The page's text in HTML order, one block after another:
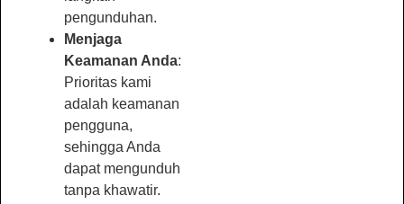
pengunduhan.
Menjaga
Keamanan Anda:
Prioritas kami
adalah keamanan
pengguna,
sehingga Anda
dapat mengunduh
tanpa khawatir.